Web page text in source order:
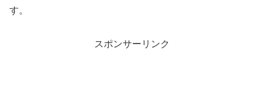
す。
スポンサーリンク